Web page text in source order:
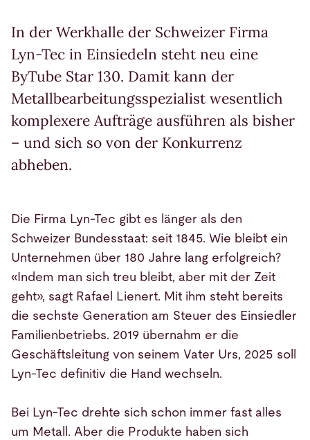
In der Werkhalle der Schweizer Firma
Lyn-Tec in Einsiedeln steht neu eine
ByTube Star 130. Damit kann der
Metallbearbeitungsspezialist wesentlich
komplexere Aufträge ausführen als bisher
– und sich so von der Konkurrenz
abheben.
Die Firma Lyn-Tec gibt es länger als den
Schweizer Bundesstaat: seit 1845. Wie bleibt ein
Unternehmen über 180 Jahre lang erfolgreich?
«Indem man sich treu bleibt, aber mit der Zeit
geht», sagt Rafael Lienert. Mit ihm steht bereits
die sechste Generation am Steuer des Einsiedler
Familienbetriebs. 2019 übernahm er die
Geschäftsleitung von seinem Vater Urs, 2025 soll
Lyn-Tec definitiv die Hand wechseln.
Bei Lyn-Tec drehte sich schon immer fast alles
um Metall. Aber die Produkte haben sich